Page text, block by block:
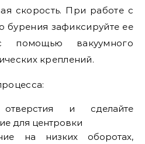
скорость. При работе с
бурения зафиксируйте ее
помощью вакуумного
креплений.
и сделайте
для центровки
на низких оборотах,